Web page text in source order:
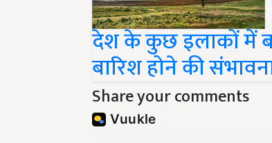
देश के कुछ इलाकों में
बारिश होने की
Share your comments